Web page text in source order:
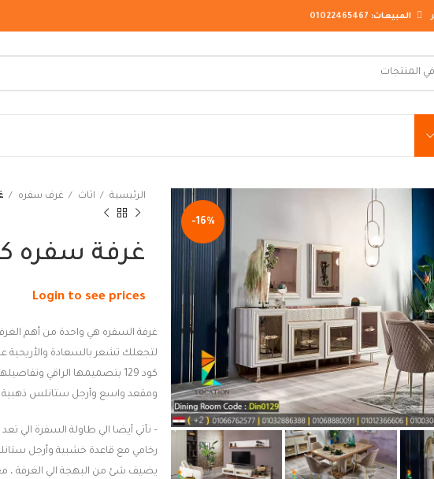
المبيعات: 01022465467
غرف نوم كلاسيك
غرف نوم مودرن
غرف نوم نيو كلاسيك
-16%
الرئيسية اثاث غرف سفره
غرفة سفره كود
Login to see prices
غرفة السفره هي واحدة من أهم
لتجعلك تشعر بالسعادة والأريحية
كود 129 بتصميمها الراقي
ومقعد واسع وأرجل ستانلس ذهبية
– نأتي أيضا الي طاولة السفرة
رخامي مع قاعدة خشبية وأرجل
يضيف شئ من البهجة الي الغرفة ، مع